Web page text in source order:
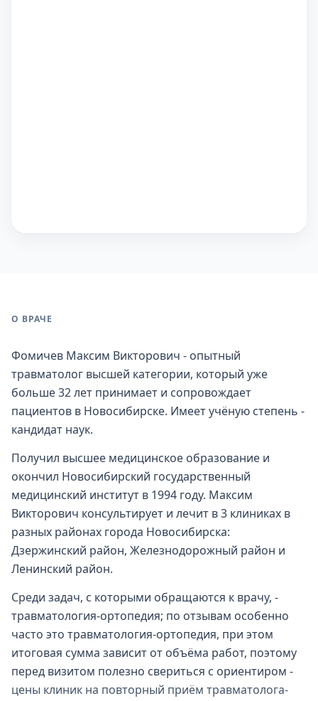
О ВРАЧЕ
Фомичев Максим Викторович - опытный
травматолог высшей категории, который уже
больше 32 лет принимает и сопровождает
пациентов в Новосибирске. Имеет учёную степень -
кандидат наук.
Получил высшее медицинское образование и
окончил Новосибирский государственный
медицинский институт в 1994 году. Максим
Викторович консультирует и лечит в 3 клиниках в
разных районах города Новосибирска:
Дзержинский район, Железнодорожный район и
Ленинский район.
Среди задач, с которыми обращаются к врачу, -
травматология-ортопедия; по отзывам особенно
часто это травматология-ортопедия, при этом
итоговая сумма зависит от объёма работ, поэтому
перед визитом полезно свериться с ориентиром -
цены клиник на повторный приём травматолога-